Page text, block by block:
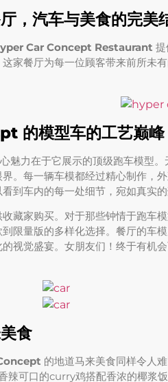
，汽车与美食的完美
Car Concept Restaurant
家餐厅为每一位顾客带来前所未
模型车的工艺巅峰
力在于它展示的顶级跑车模型。
。每一辆车模都经过精心制作，
到车内的每一处细节，宛如真实的
藏家购买。对于那些钟情于跑
限量版的多样化选择。餐厅的车
视觉盛宴。女朋友们！终于有机
食
的地道马来美食同样令人
辣可口的curry鸡搭配香浓的椰浆